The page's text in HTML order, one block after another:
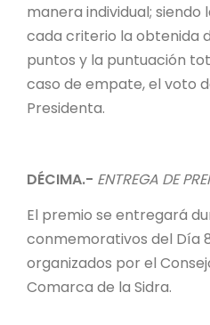
manera individual; siendo
cada criterio la obtenida
puntos y la puntuación
caso de empate, el voto
Presidenta.
DÉCIMA.- ENTREGA DE
El premio se entregará
conmemorativos del Día
organizados por el
Comarca de la Sidra.